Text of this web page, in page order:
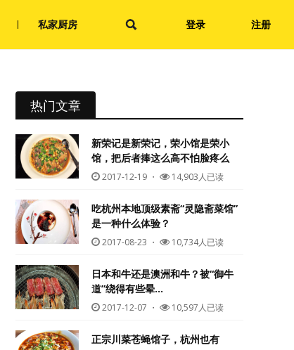
登录 注册
私家厨房
热门文章
新荣记是新荣记，荣小馆是荣小
馆，把后者捧这么高不怕脸疼么
2017-12-19 ・ 14,903人已读
吃杭州本地顶级素斋“灵隐斋菜馆”
是一种什么体验？
2017-08-23 ・ 10,734人已读
日本和牛还是澳洲和牛？被“御牛
道”绕得有些晕…
2017-12-07 ・ 10,597人已读
正宗川菜苍蝇馆子，杭州也有